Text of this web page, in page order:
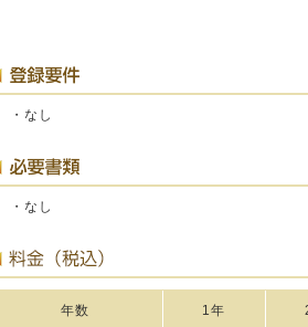
・なし
・なし
年数 1年